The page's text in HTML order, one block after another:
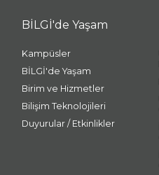
BİLGİ'de Yaşam
Kampüsler
BİLGİ'de Yaşam
Birim ve Hizmetler
Bilişim Teknolojileri
Duyurular / Etkinlikler